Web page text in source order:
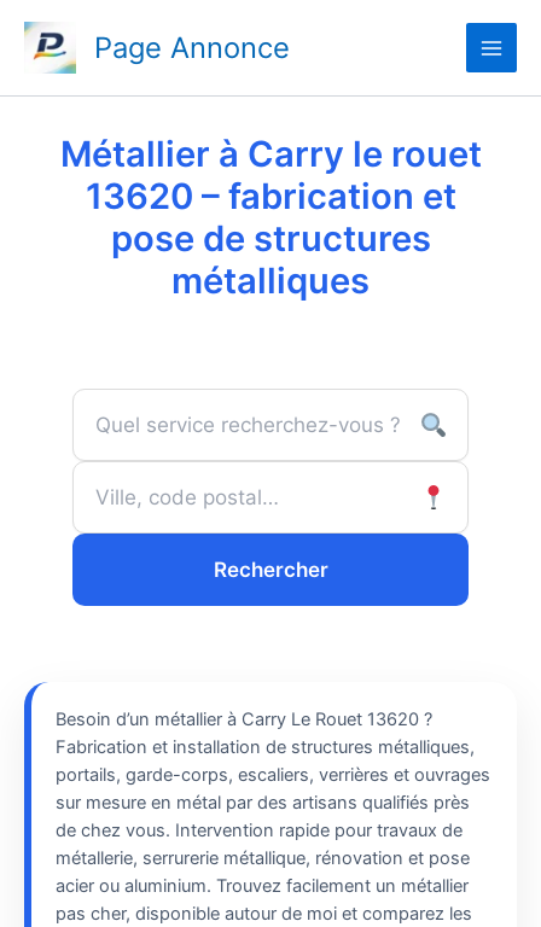
contenu
Page Annonce
Métallier à Carry le rouet
13620 – fabrication et
pose de structures
métalliques
Rechercher
Besoin d’un métallier à Carry Le Rouet 13620 ?
Fabrication et installation de structures métalliques,
portails, garde-corps, escaliers, verrières et ouvrages
sur mesure en métal par des artisans qualifiés près
de chez vous. Intervention rapide pour travaux de
métallerie, serrurerie métallique, rénovation et pose
acier ou aluminium. Trouvez facilement un métallier
pas cher, disponible autour de moi et comparez les